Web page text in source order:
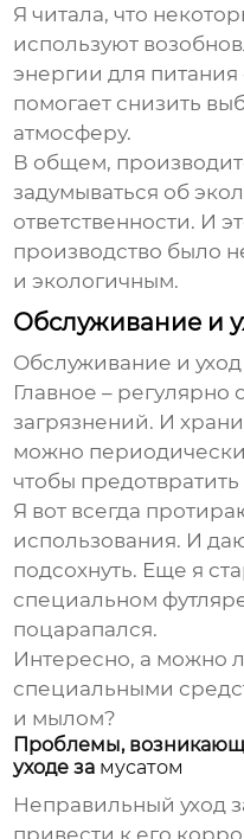
Я читала, что
используют
энергии для питания
помогает снизить
атмосферу.
В общем,
задумываться об
ответственности. И
производство было
и экологичным.
Обслуживание и
Обслуживание и уход
Главное – регулярно
загрязнений. И
можно
чтобы
Я вот всегда
использования. И
подсохнуть. Еще я
специальном
поцарапался.
Интересно, а можно
специальными
и мылом?
Проблемы,
уходе за мусатом
Неправильный уход